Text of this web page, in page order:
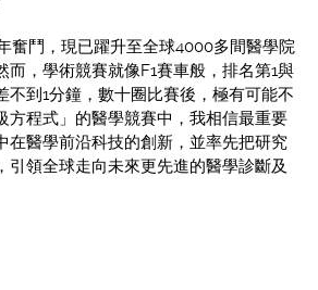
奮鬥，現已躍升至全球4000多間醫學院
而，學術競賽就像F1賽車般，排名第1與
不到1分鐘，數十圈比賽後，極有可能不
方程式」的醫學競賽中，我相信最重要
在醫學前沿科技的創新，並率先把研究
引領全球走向未來更先進的醫學診斷及